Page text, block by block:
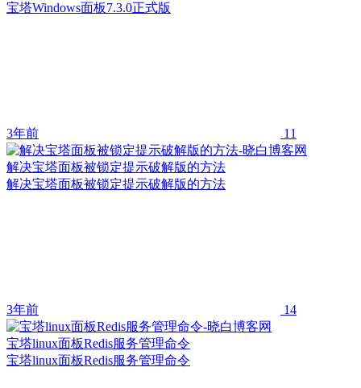
宝塔Windows面板7.3.0正式版
3年前 11
解决宝塔面板被锁定提示破解版的方法
解决宝塔面板被锁定提示破解版的方法
3年前 14
宝塔linux面板Redis服务管理命令
宝塔linux面板Redis服务管理命令